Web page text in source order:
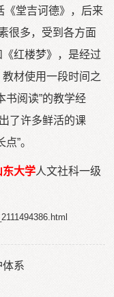
《堂吉诃德》，后来
很多，受到各方面
红楼梦》，是经过
材使用一段时间之
书阅读”的教学经
了许多鲜活的课
”。
东大学人文社科一级
体系